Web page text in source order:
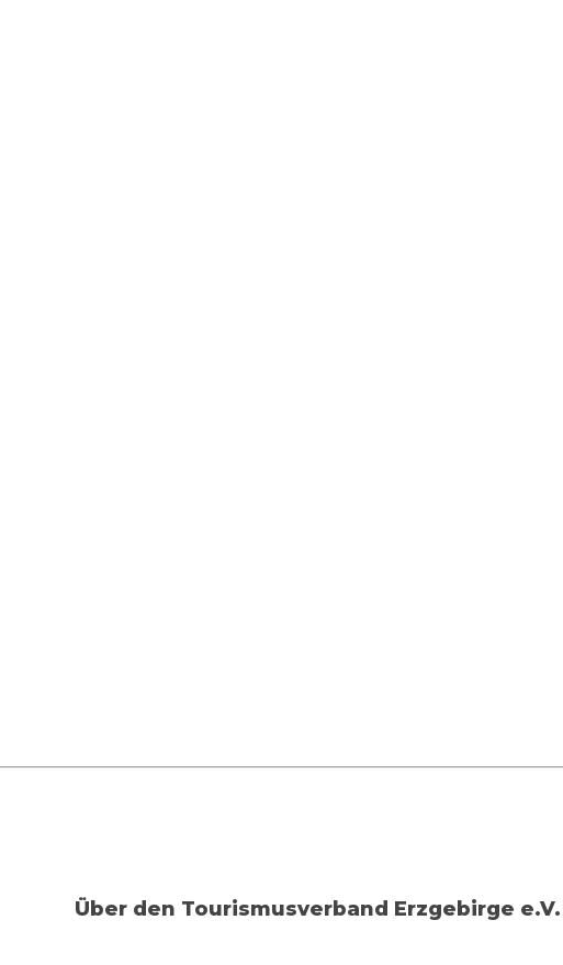
Über den Tourismusverband Erzgebirge e.V.